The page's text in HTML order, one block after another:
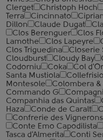
Clerget
Christoph Hoch
Terra
Cincinnato
Dillon
Claude Dugat
Clos Berenguer
Clos
Lamothe
Clos Lapeyre
Clos Triguedina
Closerie
Cloudburst
Cloudy Bay
Codorniu
Coka Col
Santa Mustiola
Collefrisio
Montesole
Colombera &
Commando G
Companhia das Quintas
Haza
Conde de Caralt
Confrerie des
Conte Emo Capodilista
Tasca d'Almerita
Conti